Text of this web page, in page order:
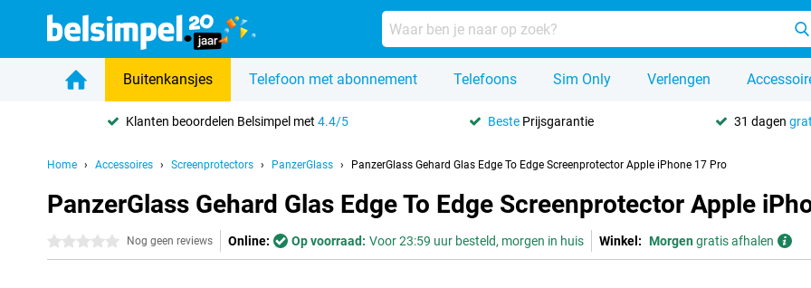
Buitenkansjes Telefoon met abonnement Telefoons Sim Only Verlengen
Klanten beoordelen Belsimpel met4.4/5 Beste Prijsgarantie 31 dagen
Home Accessoires Screenprotectors PanzerGlass PanzerGlass Gehard Glas Edge To Edge Screenprotector Apple iPhone 17 Pro
PanzerGlass Gehard Glas Edge To Edge Screenprotector Apple
0 sterren Nog geen reviews Online: Op voorraad: Voor 23:59 uur besteld, morgen in huis Winkel: Morgengratis afhalen